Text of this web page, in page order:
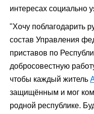
интересах социально
"Хочу поблагодарить
состав Управления
приставов по
добросовестную
чтобы каждый житель
защищённым и мог
родной республике.